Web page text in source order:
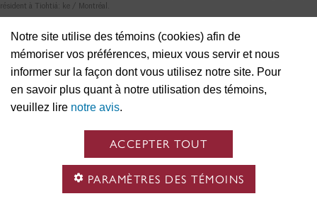
Notre site utilise des témoins (cookies) afin de
mémoriser vos préférences, mieux vous servir et nous
informer sur la façon dont vous utilisez notre site. Pour
en savoir plus quant à notre utilisation des témoins,
veuillez lire notre avis.
ACCEPTER TOUT
PARAMÈTRES DES TÉMOINS
résident à Tiohtiá: ke / Montréal.